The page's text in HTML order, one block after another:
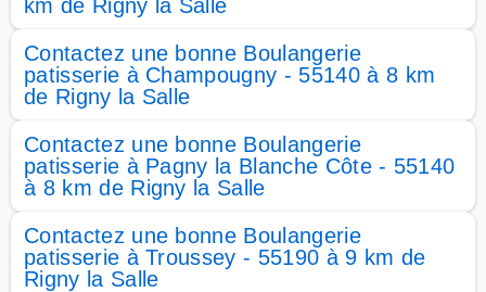
km de Rigny la Salle
Contactez une bonne Boulangerie
patisserie à Champougny - 55140 à 8 km
de Rigny la Salle
Contactez une bonne Boulangerie
patisserie à Pagny la Blanche Côte - 55140
à 8 km de Rigny la Salle
Contactez une bonne Boulangerie
patisserie à Troussey - 55190 à 9 km de
Rigny la Salle